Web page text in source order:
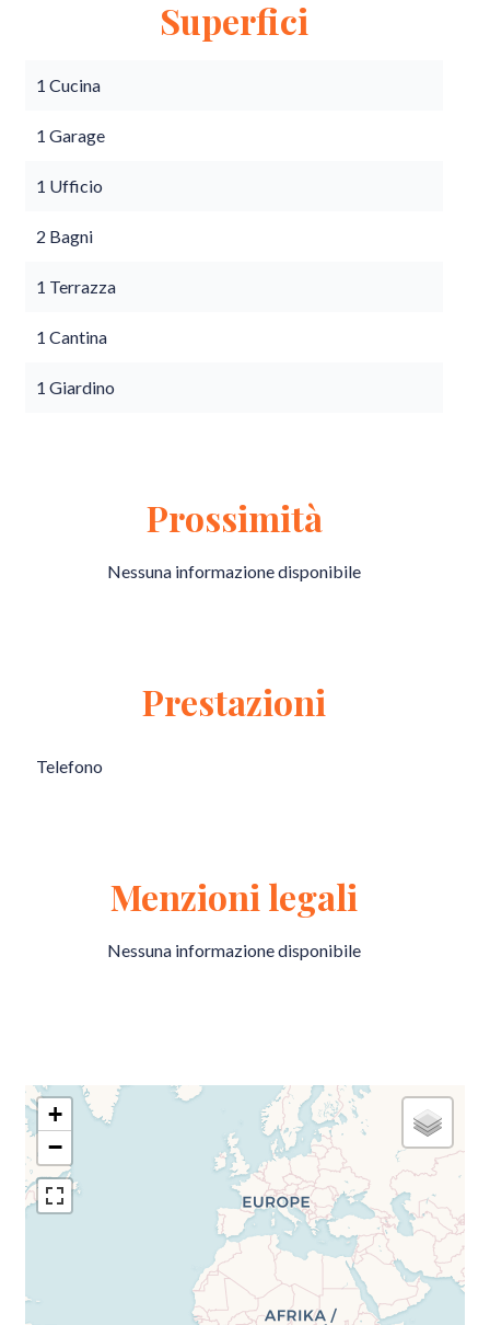
Superfici
1 Cucina
1 Garage
1 Ufficio
2 Bagni
1 Terrazza
1 Cantina
1 Giardino
Prossimità
Nessuna informazione disponibile
Prestazioni
Telefono
Menzioni legali
Nessuna informazione disponibile
+
−